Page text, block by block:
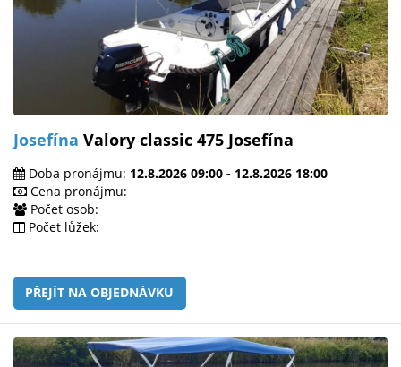
Josefína Valory classic 475 Josefína
Doba pronájmu: 12.8.2026 09:00 - 12.8.2026 18:00
Cena pronájmu:
Počet osob:
Počet lůžek:
PŘEJÍT NA OBJEDNÁVKU